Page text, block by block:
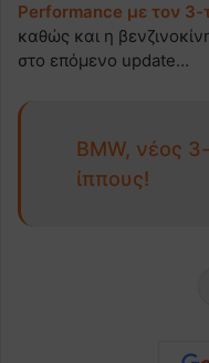
Performance με τον 3-
καθώς και η
στο επόμενο update…
BMW, νέος
ίππους!